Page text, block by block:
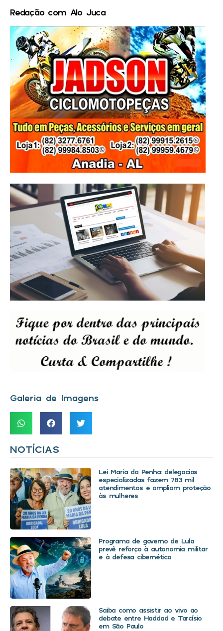
Redação com Alo Juca
Galeria de Imagens
NOTÍCIAS
Lei Maria da Penha: delegacias
especializadas fazem 783 mil
atendimentos e ampliam proteção
às mulheres
Programa de governo de Lula
prevê reforço à autonomia militar
e à defesa cibernética
Saiba como assistir ao vivo ao
debate entre Haddad e Tarcísio
em São Paulo